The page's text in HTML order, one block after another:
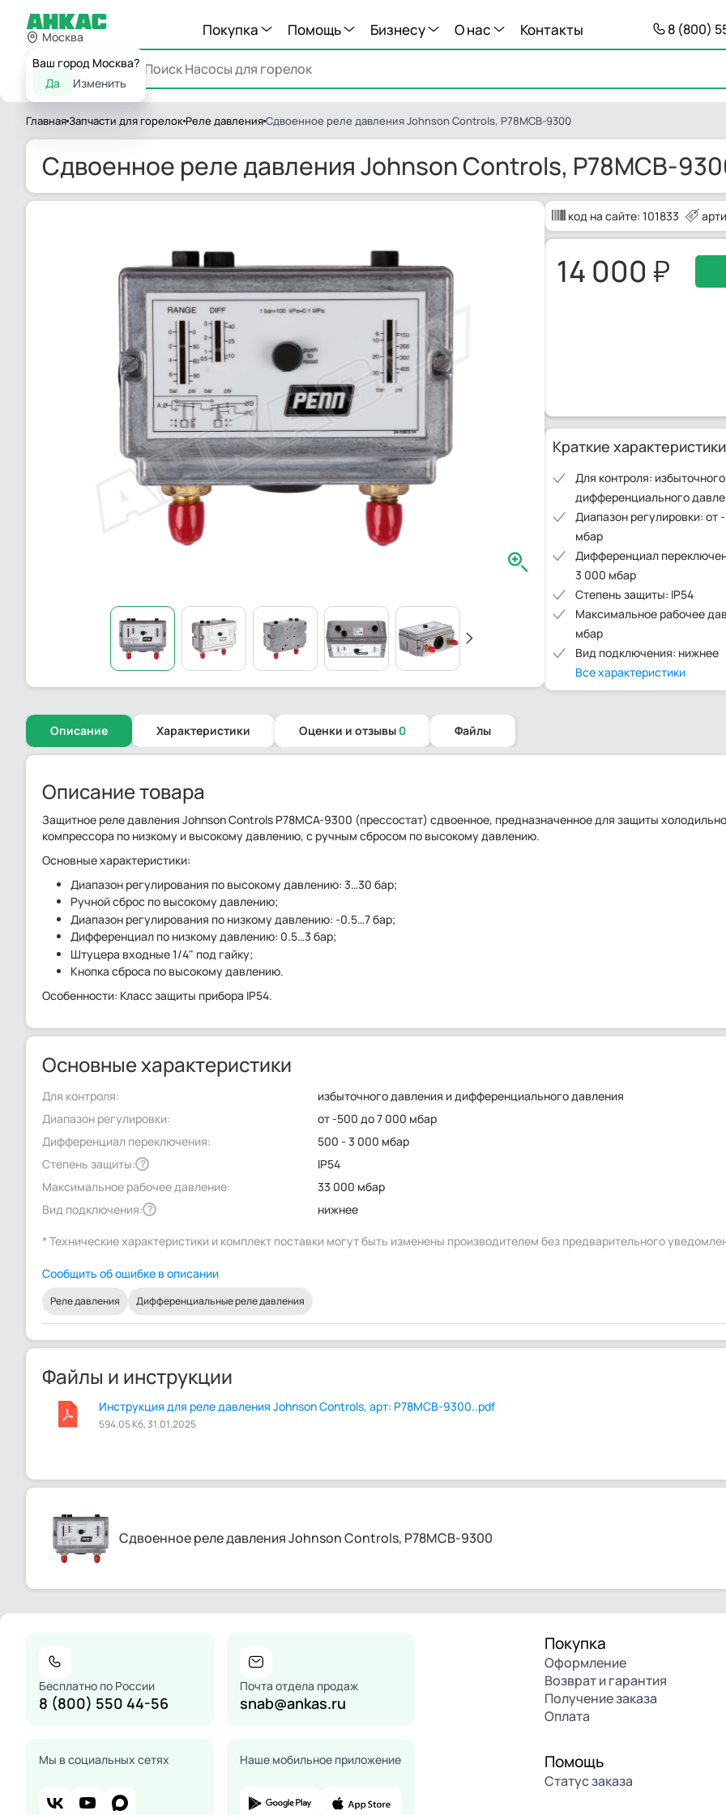
Москва
Ваш город Москва?
Да
Изменить
Покупка Помощь Бизнесу О нас Контакты 8 (800)
Каталог
ГлавнаяЗапчасти для горелок Реле давленияСдвоенное реле давления Johnson Controls, P78MCB-9300
Сдвоенное реле давления Johnson Controls, P78MCB-
код на сайте: 101833
14 000
Краткие характеристики
Для контроля:
дифференциального
Диапазон регулировки: от
мбар
Дифференциал
3 000 мбар
Степень защиты: IP54
Максимальное рабочее
мбар
Вид подключения: нижнее
Все характеристики
Описание Характеристики Оценки и отзывы 0 Файлы
Описание товара
Защитное реле давления Johnson Controls P78MCA-9300 (прессостат) сдвоенное, предназначенное для защиты
компрессора по низкому и высокому давлению, с ручным сбросом по высокому давлению.
Основные характеристики:
Диапазон регулирования по высокому давлению: 3…30 бар;
Ручной сброс по высокому давлению;
Диапазон регулирования по низкому давлению: -0.5…7 бар;
Дифференциал по низкому давлению: 0.5…3 бар;
Штуцера входные 1/4" под гайку;
Кнопка сброса по высокому давлению.
Особенности: Класс защиты прибора IP54.
Основные характеристики
Для контроля:
избыточного давления и дифференциального давления
Диапазон регулировки:
от -500 до 7 000 мбар
Дифференциал переключения:
500 - 3 000 мбар
Степень защиты: ?
IP54
Максимальное рабочее давление:
33 000 мбар
Вид подключения: ? нижнее
* Технические характеристики и комплект поставки могут быть изменены производителем без предварительного
Сообщить об ошибке в описании
Реле давления Дифференциальные реле давления
Файлы и инструкции
Инструкция для реле давления Johnson Controls, арт: P78MCB-9300..pdf
594.05 Кб, 31.01.2025
Сдвоенное реле давления Johnson Controls, P78MCB-9300
Бесплатно по России
8 (800) 550 44-56
Почта отдела продаж
snab@ankas.ru
Мы в социальных сетях Наше мобильное приложение
Покупка
Оформление
Возврат и гарантия
Получение заказа
Оплата
Помощь
Статус заказа